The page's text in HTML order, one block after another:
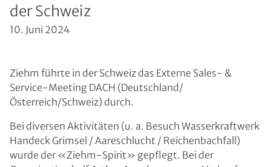
der Schweiz
10. Juni 2024
Ziehm führte in der Schweiz das Externe Sales- &
Service-Meeting DACH (Deutschland/
Österreich/Schweiz) durch.
Bei diversen Aktivitäten (u. a. Besuch Wasserkraftwerk
Handeck Grimsel / Aareschlucht / Reichenbachfall)
wurde der «Ziehm-Spirit» gepflegt. Bei der